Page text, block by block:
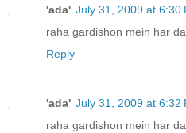
'ada' July 31, 2009 at 6:30
raha gardishon mein har
Reply
'ada' July 31, 2009 at 6:32
raha gardishon mein har